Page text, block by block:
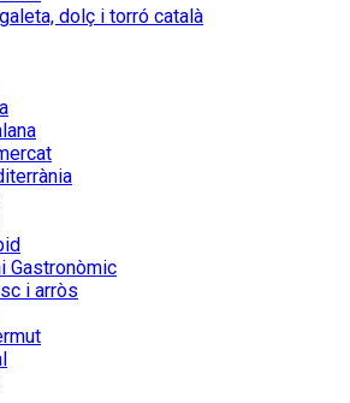
dolç i torró català
Gastronòmic
i arròs